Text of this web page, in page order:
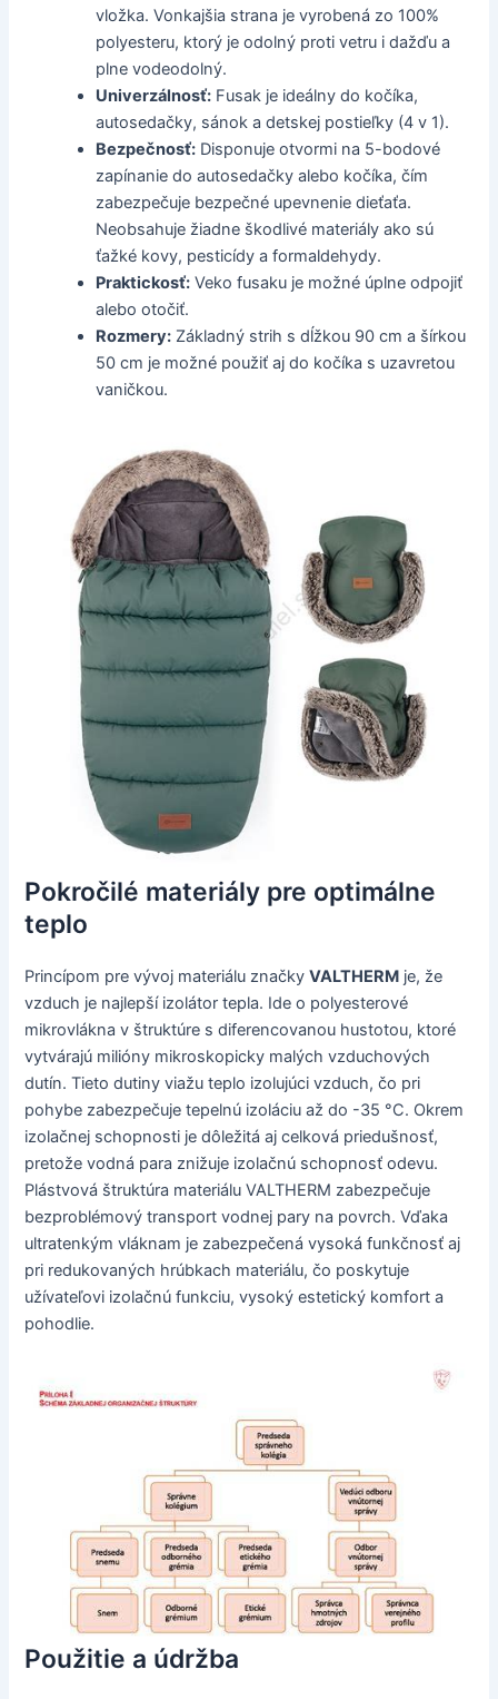
vložka. Vonkajšia strana je vyrobená zo 100%
polyesteru, ktorý je odolný proti vetru i dažďu a
plne vodeodolný.
Univerzálnosť: Fusak je ideálny do kočíka,
autosedačky, sánok a detskej postieľky (4 v 1).
Bezpečnosť: Disponuje otvormi na 5-bodové
zapínanie do autosedačky alebo kočíka, čím
zabezpečuje bezpečné upevnenie dieťaťa.
Neobsahuje žiadne škodlivé materiály ako sú
ťažké kovy, pesticídy a formaldehydy.
Praktickosť: Veko fusaku je možné úplne odpojiť
alebo otočiť.
Rozmery: Základný strih s dĺžkou 90 cm a šírkou
50 cm je možné použiť aj do kočíka s uzavretou
vaničkou.
Pokročilé materiály pre optimálne
teplo
Princípom pre vývoj materiálu značkyVALTHERM je, že
vzduch je najlepší izolátor tepla. Ide o polyesterové
mikrovlákna v štruktúre s diferencovanou hustotou, ktoré
vytvárajú milióny mikroskopicky malých vzduchových
dutín. Tieto dutiny viažu teplo izolujúci vzduch, čo pri
pohybe zabezpečuje tepelnú izoláciu až do -35 °C. Okrem
izolačnej schopnosti je dôležitá aj celková priedušnosť,
pretože vodná para znižuje izolačnú schopnosť odevu.
Plástvová štruktúra materiálu VALTHERM zabezpečuje
bezproblémový transport vodnej pary na povrch. Vďaka
ultratenkým vláknam je zabezpečená vysoká funkčnosť aj
pri redukovaných hrúbkach materiálu, čo poskytuje
užívateľovi izolačnú funkciu, vysoký estetický komfort a
pohodlie.
Použitie a údržba